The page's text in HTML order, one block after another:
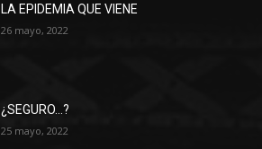
LA EPIDEMIA QUE VIENE
26 mayo, 2022
¿SEGURO…?
25 mayo, 2022